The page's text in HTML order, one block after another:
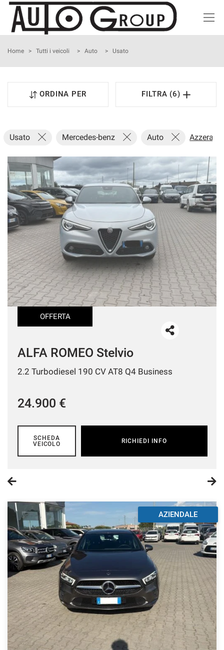
HOME
NOLEGGIO BREVE TERMINE
ASSISTENZA
I NOSTRI SERVIZI
CONTATTI
Home > Tutti i veicoli > Auto > Usato
ORDINA PER FILTRA (6)
Usato Mercedes-benz Auto Azzera
OFFERTA
ALFA ROMEO Stelvio
2.2 Turbodiesel 190 CV AT8 Q4 Business
24.900 €
SCHEDA
VEICOLO
RICHIEDI INFO
AZIENDALE